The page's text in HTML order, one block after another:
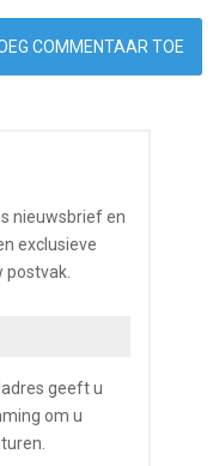
nieuwsbrief en
exclusieve
postvak.
geeft u
om u